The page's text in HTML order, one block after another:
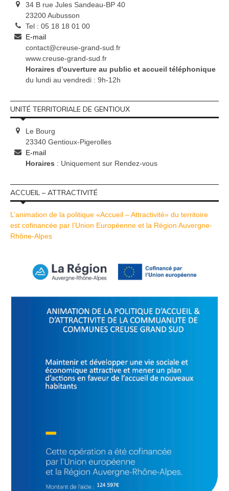
34 B rue Jules Sandeau-BP 40
23200 Aubusson
Tel : 05 18 18 01 00
E-mail
contact@creuse-grand-sud.fr
www.creuse-grand-sud.fr
Horaires d'ouverture au public et accueil téléphonique
du lundi au vendredi : 9h-12h
UNITÉ TERRITORIALE DE GENTIOUX
Le Bourg
23340 Gentioux-Pigerolles
E-mail
Horaires : Uniquement sur Rendez-vous
ACCUEIL – ATTRACTIVITÉ
L’animation de la politique «Accueil – Attractivité» du territoire
est cofinancée par l’Union Européenne et la Région Auvergne-
Rhône-Alpes